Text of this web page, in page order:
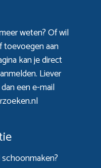
weten? Of wil
toevoegen aan
kan je direct
Liever
een e-mail